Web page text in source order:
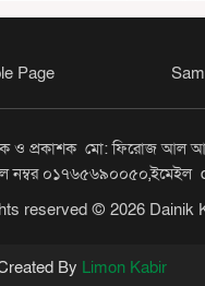
Page
ও প্রকাশক মো: ফিরোজ আল আমিন
নম্বর
reserved © 2026 Dainik
By Limon Kabir